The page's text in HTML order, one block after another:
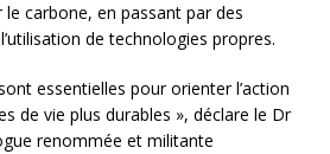
carbone, en passant par des
de technologies propres.
essentielles pour orienter l’action
de vie plus durables », déclare le Dr
renommée et militante